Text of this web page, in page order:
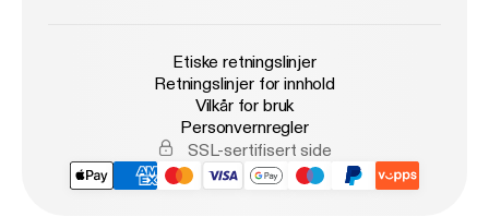
Etiske retningslinjer
Retningslinjer for innhold
Vilkår for bruk
Personvernregler
SSL-sertifisert side